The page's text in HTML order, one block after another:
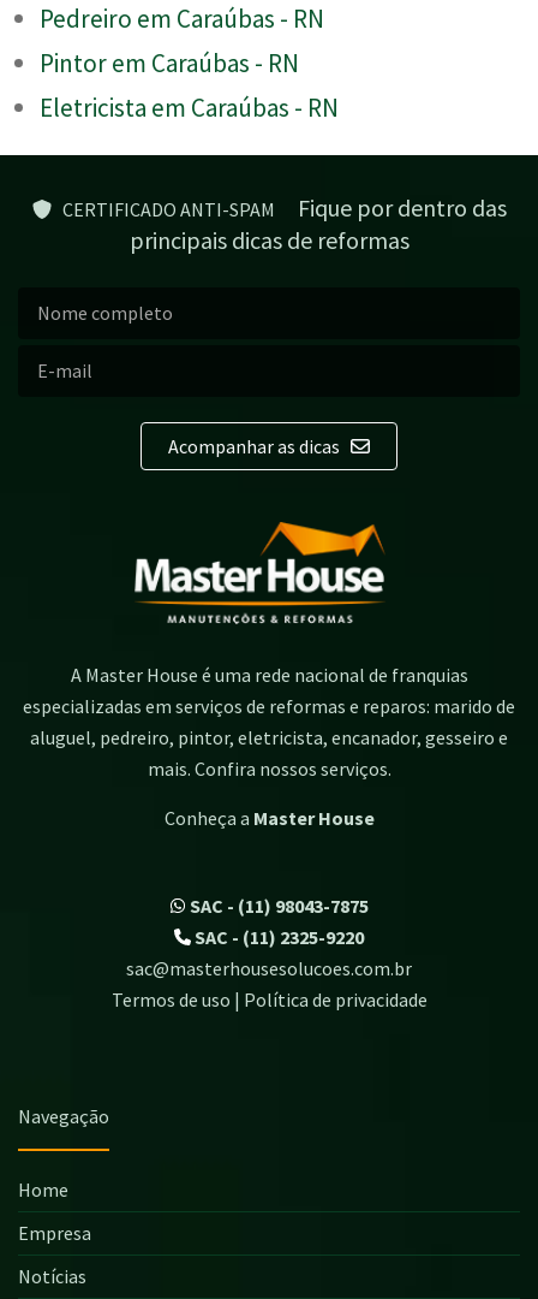
Pedreiro em Caraúbas - RN
Pintor em Caraúbas - RN
Eletricista em Caraúbas - RN
CERTIFICADO ANTI-SPAM
Fique por dentro das
principais dicas de reformas
Acompanhar as dicas
A Master House é uma rede nacional de franquias
especializadas em serviços de reformas e reparos: marido de
aluguel, pedreiro, pintor, eletricista, encanador, gesseiro e
mais. Confira nossos serviços.
Conheça a Master House
SAC - (11) 98043-7875
SAC - (11) 2325-9220
sac@masterhousesolucoes.com.br
Termos de uso | Política de privacidade
Navegação
Home
Empresa
Notícias